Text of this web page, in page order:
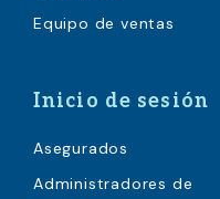
Equipo de ventas
Inicio de sesión
Asegurados
Administradores de